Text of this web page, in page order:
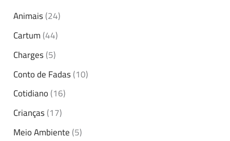
Animais(24)
Cartum(44)
Charges(5)
Conto de Fadas(10)
Cotidiano(16)
Crianças(17)
Meio Ambiente(5)